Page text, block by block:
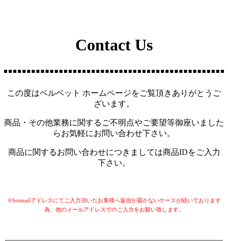
Contact Us
この度はベルベット ホームページをご覧頂きありがとうご
ざいます。
商品・その他業務に関するご不明点やご要望等御座いました
らお気軽にお問い合わせ下さい。
商品に関するお問い合わせにつきましては商品IDをご入力
下さい。
※hotmailアドレスにてご入力頂いたお客様へ返信が届かないケースが続いております
為、他のメールアドレスでのご入力をお願い致します。